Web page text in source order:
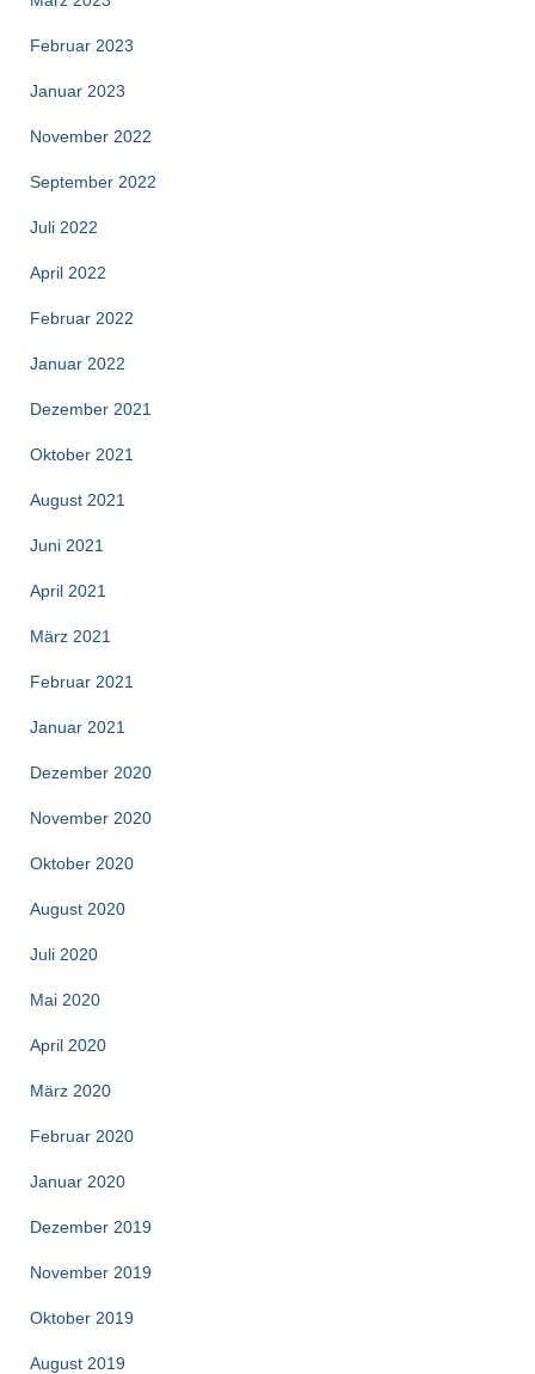
Februar 2023
Januar 2023
November 2022
September 2022
Juli 2022
April 2022
Februar 2022
Januar 2022
Dezember 2021
Oktober 2021
August 2021
Juni 2021
April 2021
März 2021
Februar 2021
Januar 2021
Dezember 2020
November 2020
Oktober 2020
August 2020
Juli 2020
Mai 2020
April 2020
März 2020
Februar 2020
Januar 2020
Dezember 2019
November 2019
Oktober 2019
August 2019